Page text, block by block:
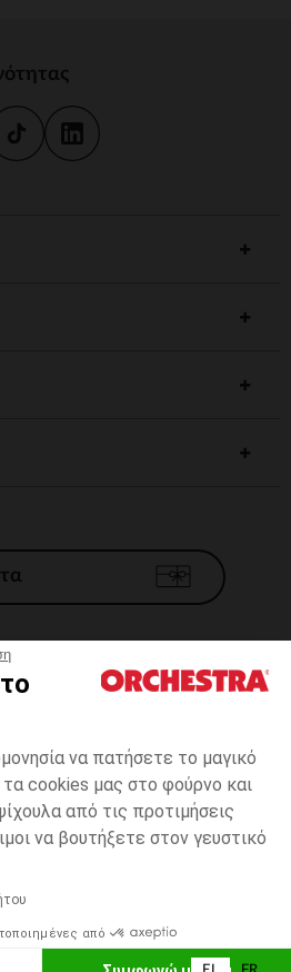
να πατήσετε το μαγικό
cookies μας στο φούρνο και
από τις προτιμήσεις
να βουτήξετε στον γευστικό
από
one
πληρωμής με
ΚΑΛΆΘΙ
'Οροι Πώλησης
προσφορες
δεδομένα
των cookies
μη συμμορφούμενη
κωδικά δεοντολογίας και στο σύστημα
Ηλεκτρονικού Εμπορίου.